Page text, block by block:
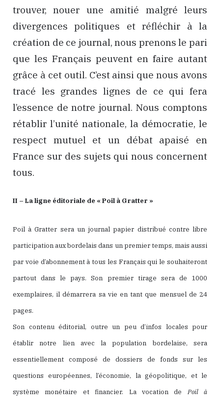
trouver, nouer une amitié malgré leurs
divergences politiques et réfléchir à la
création de ce journal, nous prenons le pari
que les Français peuvent en faire autant
grâce à cet outil. C’est ainsi que nous avons
tracé les grandes lignes de ce qui fera
l’essence de notre journal. Nous comptons
rétablir l’unité nationale, la démocratie, le
respect mutuel et un débat apaisé en
France sur des sujets qui nous concernent
tous.
II – La ligne éditoriale de « Poil à Gratter »
Poil à Gratter sera un journal papier distribué contre libre
participation aux bordelais dans un premier temps, mais aussi
par voie d’abonnement à tous les Français qui le souhaiteront
partout dans le pays. Son premier tirage sera de 1000
exemplaires, il démarrera sa vie en tant que mensuel de 24
pages.
Son contenu éditorial, outre un peu d’infos locales pour
établir notre lien avec la population bordelaise, sera
essentiellement composé de dossiers de fonds sur les
questions européennes, l’économie, la géopolitique, et le
système monétaire et financier. La vocation dePoil à